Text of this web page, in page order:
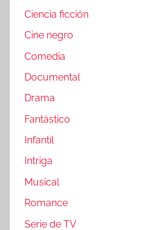
Ciencia ficción
Cine negro
Comedia
Documental
Drama
Fantástico
Infantil
Intriga
Musical
Romance
Serie de TV